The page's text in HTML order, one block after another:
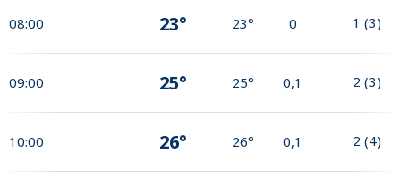
08:00 23° 23° 0 1 (3)
09:00 25° 25° 0,1 2 (3)
10:00 26° 26° 0,1 2 (4)